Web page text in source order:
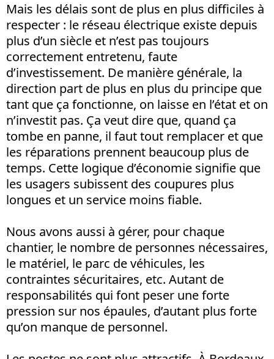
Mais les délais sont de plus en plus difficiles à
respecter : le réseau électrique existe depuis
plus d’un siècle et n’est pas toujours
correctement entretenu, faute
d’investissement. De manière générale, la
direction part de plus en plus du principe que
tant que ça fonctionne, on laisse en l’état et on
n’investit pas. Ça veut dire que, quand ça
tombe en panne, il faut tout remplacer et que
les réparations prennent beaucoup plus de
temps. Cette logique d’économie signifie que
les usagers subissent des coupures plus
longues et un service moins fiable.
Nous avons aussi à gérer, pour chaque
chantier, le nombre de personnes nécessaires,
le matériel, le parc de véhicules, les
contraintes sécuritaires, etc. Autant de
responsabilités qui font peser une forte
pression sur nos épaules, d’autant plus forte
qu’on manque de personnel.